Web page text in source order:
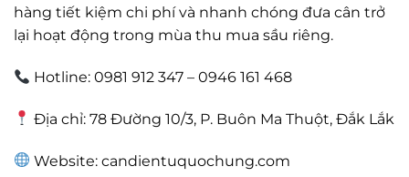
hàng tiết kiệm chi phí và nhanh chóng đưa cân trở
lại hoạt động trong mùa thu mua sầu riêng.
Hotline: 0981 912 347 – 0946 161 468
Địa chỉ: 78 Đường 10/3, P. Buôn Ma Thuột, Đắk Lắk
Website: candientuquochung.com